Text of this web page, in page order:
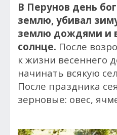
В Перунов день
землю, убивал
землю дождями и
солнце. После
к жизни весеннего
начинать всякую
После праздника
зерновые: овес,